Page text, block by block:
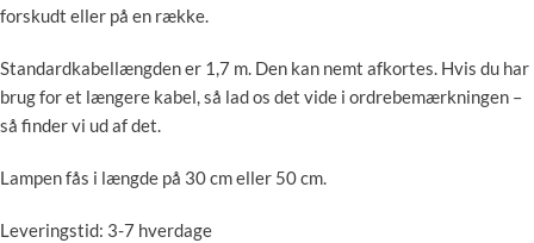
forskudt eller på en række.
Standardkabellængden er 1,7 m. Den kan nemt afkortes. Hvis du har
brug for et længere kabel, så lad os det vide i ordrebemærkningen –
så finder vi ud af det.
Lampen fås i længde på 30 cm eller 50 cm.
Leveringstid: 3-7 hverdage